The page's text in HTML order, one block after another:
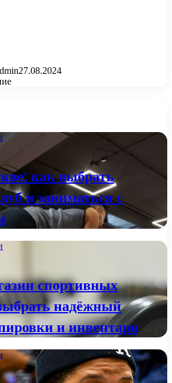
27.08.2024
как выбрать
и заниматься с
спортивных
надёжный
и инвентаря